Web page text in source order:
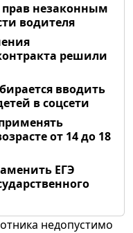
незаконным
водителя
решили
вводить
в соцсети
от 14 до 18
ЕГЭ
недопустимо